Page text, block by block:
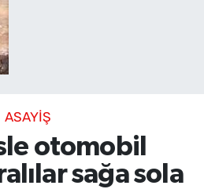
ASAYİŞ
otomobil
sağa sola